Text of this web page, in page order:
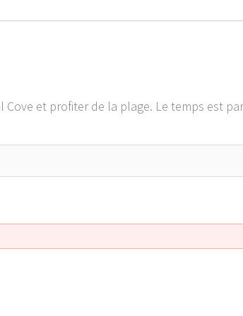
et profiter de la plage. Le temps est